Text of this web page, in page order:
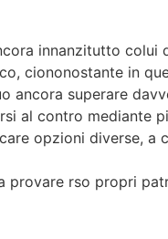
innanzitutto colui
ciononostante in
ancora superare
al contro mediante
opzioni diverse, a
rso propri